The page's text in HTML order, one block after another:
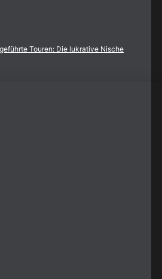
Touren: Die lukrative Nische